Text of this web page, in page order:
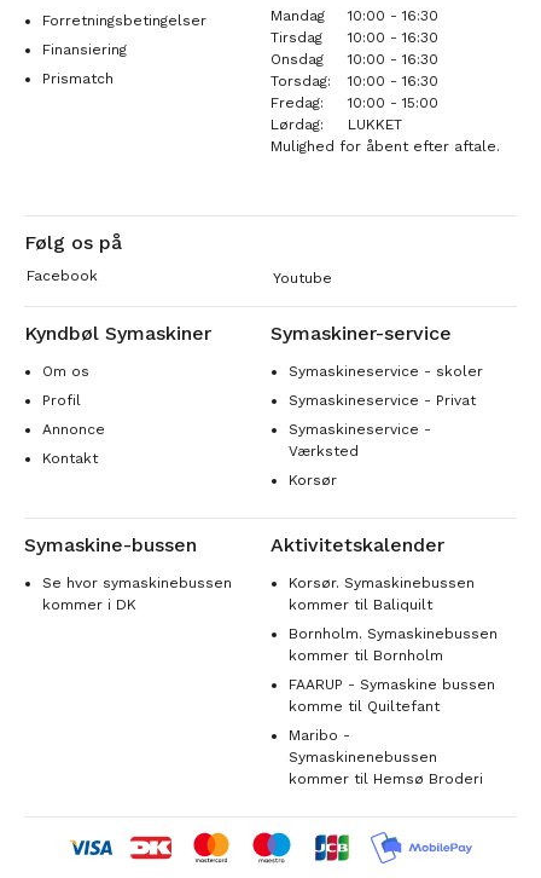
Forretningsbetingelser
Finansiering
Prismatch
Mandag
10:00 - 16:30
Tirsdag
10:00 - 16:30
Onsdag
10:00 - 16:30
Torsdag:
10:00 - 16:30
Fredag:
10:00 - 15:00
Lørdag:
LUKKET
Mulighed for åbent efter aftale.
Følg os på
Facebook Youtube
Kyndbøl Symaskiner
Om os
Profil
Annonce
Kontakt
Symaskiner-service
Symaskineservice - skoler
Symaskineservice - Privat
Symaskineservice -
Værksted
Korsør
Symaskine-bussen
Se hvor symaskinebussen
kommer i DK
Aktivitetskalender
Korsør. Symaskinebussen
kommer til Baliquilt
Bornholm. Symaskinebussen
kommer til Bornholm
FAARUP - Symaskine bussen
komme til Quiltefant
Maribo -
Symaskinenebussen
kommer til Hemsø Broderi